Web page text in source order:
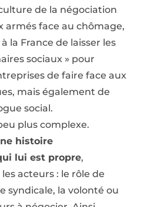
de la négociation
armés face au chômage,
la France de laisser les
sociaux » pour
de faire face aux
mais également de
social.
plus complexe.
histoire
lui est propre,
acteurs : le rôle de
syndicale, la volonté ou